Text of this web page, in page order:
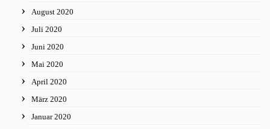
August 2020
Juli 2020
Juni 2020
Mai 2020
April 2020
März 2020
Januar 2020